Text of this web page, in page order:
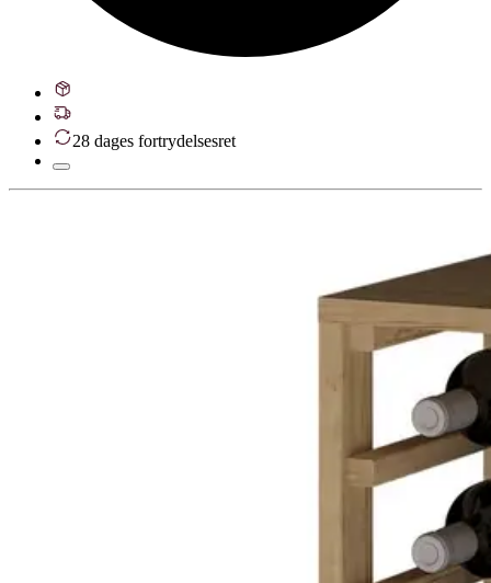
28 dages fortrydelsesret